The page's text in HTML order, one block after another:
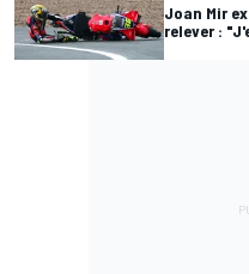
Joan Mir
relever :